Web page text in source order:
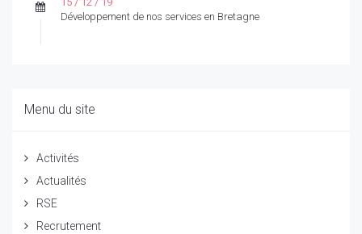
Développement de nos services en Bretagne
Menu du site
Activités
Actualités
RSE
Recrutement